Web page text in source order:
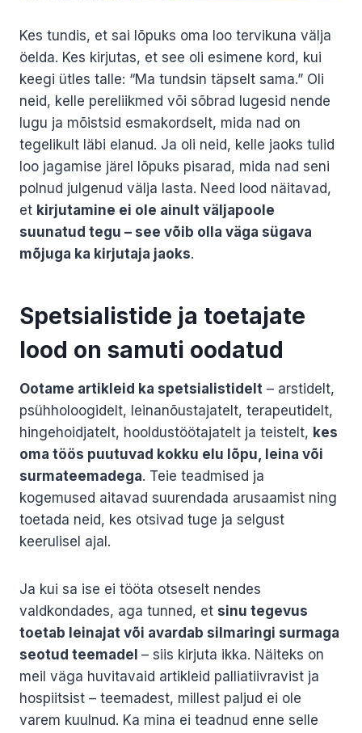
Kes tundis, et sai lõpuks oma loo tervikuna välja
öelda. Kes kirjutas, et see oli esimene kord, kui
keegi ütles talle: “Ma tundsin täpselt sama.” Oli
neid, kelle pereliikmed või sõbrad lugesid nende
lugu ja mõistsid esmakordselt, mida nad on
tegelikult läbi elanud. Ja oli neid, kelle jaoks tulid
loo jagamise järel lõpuks pisarad, mida nad seni
polnud julgenud välja lasta. Need lood näitavad,
et kirjutamine ei ole ainult väljapoole
suunatud tegu – see võib olla väga sügava
mõjuga ka kirjutaja jaoks.
Spetsialistide ja toetajate
lood on samuti oodatud
Ootame artikleid ka spetsialistidelt – arstidelt,
psühholoogidelt, leinanõustajatelt, terapeutidelt,
hingehoidjatelt, hooldustöötajatelt ja teistelt, kes
oma töös puutuvad kokku elu lõpu, leina või
surmateemadega. Teie teadmised ja
kogemused aitavad suurendada arusaamist ning
toetada neid, kes otsivad tuge ja selgust
keerulisel ajal.
Ja kui sa ise ei tööta otseselt nendes
valdkondades, aga tunned, et sinu tegevus
toetab leinajat või avardab silmaringi surmaga
seotud teemadel – siis kirjuta ikka. Näiteks on
meil väga huvitavaid artikleid palliatiivravist ja
hospiitsist – teemadest, millest paljud ei ole
varem kuulnud. Ka mina ei teadnud enne selle